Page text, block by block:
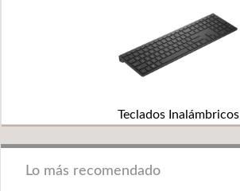
Teclados Inalámbricos
Lo más recomendado